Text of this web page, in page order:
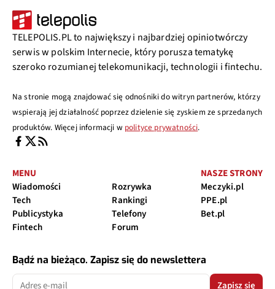
TELEPOLIS.PL to największy i najbardziej opiniotwórczy
serwis w polskim Internecie, który porusza tematykę
szeroko rozumianej telekomunikacji, technologii i fintechu.
Na stronie mogą znajdować się odnośniki do witryn partnerów, którzy
wspierają jej działalność poprzez dzielenie się zyskiem ze sprzedanych
produktów. Więcej informacji w polityce prywatności.
MENU
Wiadomości
Tech
Publicystyka
Fintech
Rozrywka
Rankingi
Telefony
Forum
NASZE STRONY
Meczyki.pl
PPE.pl
Bet.pl
Bądź na bieżąco. Zapisz się do newslettera
Zapisz się